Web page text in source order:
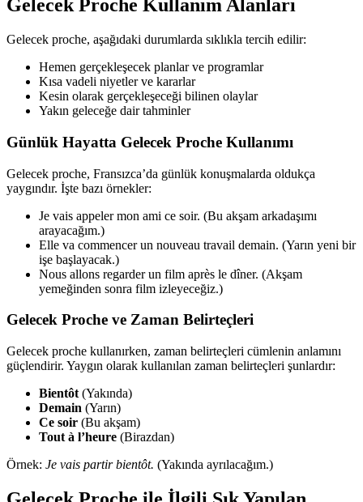
Gelecek Proche Kullanım Alanları
Gelecek proche, aşağıdaki durumlarda sıklıkla tercih edilir:
Hemen gerçekleşecek planlar ve programlar
Kısa vadeli niyetler ve kararlar
Kesin olarak gerçekleşeceği bilinen olaylar
Yakın geleceğe dair tahminler
Günlük Hayatta Gelecek Proche Kullanımı
Gelecek proche, Fransızca’da günlük konuşmalarda oldukça
yaygındır. İşte bazı örnekler:
Je vais appeler mon ami ce soir. (Bu akşam arkadaşımı
arayacağım.)
Elle va commencer un nouveau travail demain. (Yarın yeni bir
işe başlayacak.)
Nous allons regarder un film après le dîner. (Akşam
yemeğinden sonra film izleyeceğiz.)
Gelecek Proche ve Zaman Belirteçleri
Gelecek proche kullanırken, zaman belirteçleri cümlenin anlamını
güçlendirir. Yaygın olarak kullanılan zaman belirteçleri şunlardır:
Bientôt (Yakında)
Demain (Yarın)
Ce soir (Bu akşam)
Tout à l’heure (Birazdan)
Örnek: Je vais partir bientôt. (Yakında ayrılacağım.)